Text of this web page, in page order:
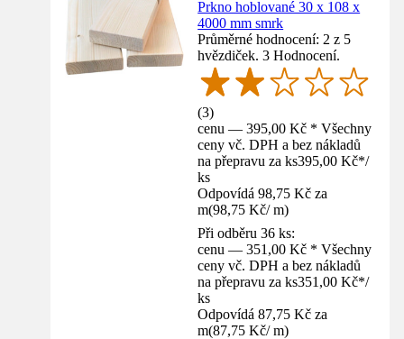
Prkno hoblované 30 x 108 x
4000 mm smrk
Průměrné hodnocení: 2 z 5
hvězdiček. 3 Hodnocení.
(3)
cenu — 395,00 Kč * Všechny
ceny vč. DPH a bez nákladů
na přepravu za ks395,00 Kč*/
ks
Odpovídá 98,75 Kč za
m(98,75 Kč/ m)
Při odběru 36 ks:
cenu — 351,00 Kč * Všechny
ceny vč. DPH a bez nákladů
na přepravu za ks351,00 Kč*/
ks
Odpovídá 87,75 Kč za
m(87,75 Kč/ m)